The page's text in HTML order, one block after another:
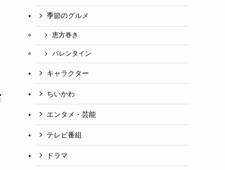
季節のグルメ
恵方巻き
バレンタイン
キャラクター
ちいかわ
エンタメ・芸能
テレビ番組
ドラマ